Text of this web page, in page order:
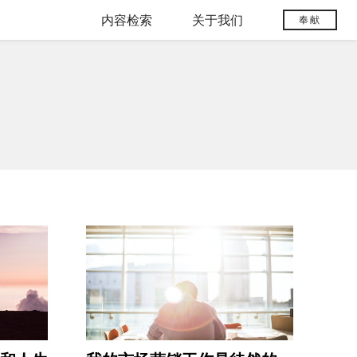
内容检索 关于我们 奉献